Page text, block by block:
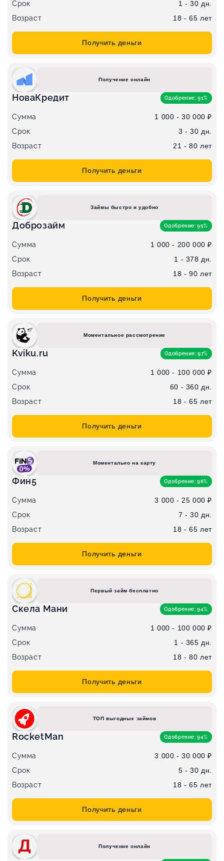
Срок
1 - 30 дн.
Возраст
18 - 65 лет
Получить деньги
Получение онлайн
НоваКредит Одобрение: 91%
Сумма
1 000 - 30 000 ₽
Срок
3 - 30 дн.
Возраст
21 - 80 лет
Получить деньги
Займы быстро и удобно
Доброзайм Одобрение: 95%
Сумма
1 000 - 200 000 ₽
Срок
1 - 378 дн.
Возраст
18 - 90 лет
Получить деньги
Моментальное рассмотрение
Kviku.ru Одобрение: 97%
Сумма
1 000 - 100 000 ₽
Срок
60 - 360 дн.
Возраст
18 - 65 лет
Получить деньги
Моментально на карту
Фин5 Одобрение: 96%
Сумма
3 000 - 25 000 ₽
Срок
7 - 30 дн.
Возраст
18 - 65 лет
Получить деньги
Первый займ бесплатно
Скела Мани Одобрение: 94%
Сумма
1 000 - 100 000 ₽
Срок
1 - 365 дн.
Возраст
18 - 80 лет
Получить деньги
ТОП выгодных займов
RocketMan Одобрение: 94%
Сумма
3 000 - 30 000 ₽
Срок
5 - 30 дн.
Возраст
18 - 65 лет
Получить деньги
Получение онлайн